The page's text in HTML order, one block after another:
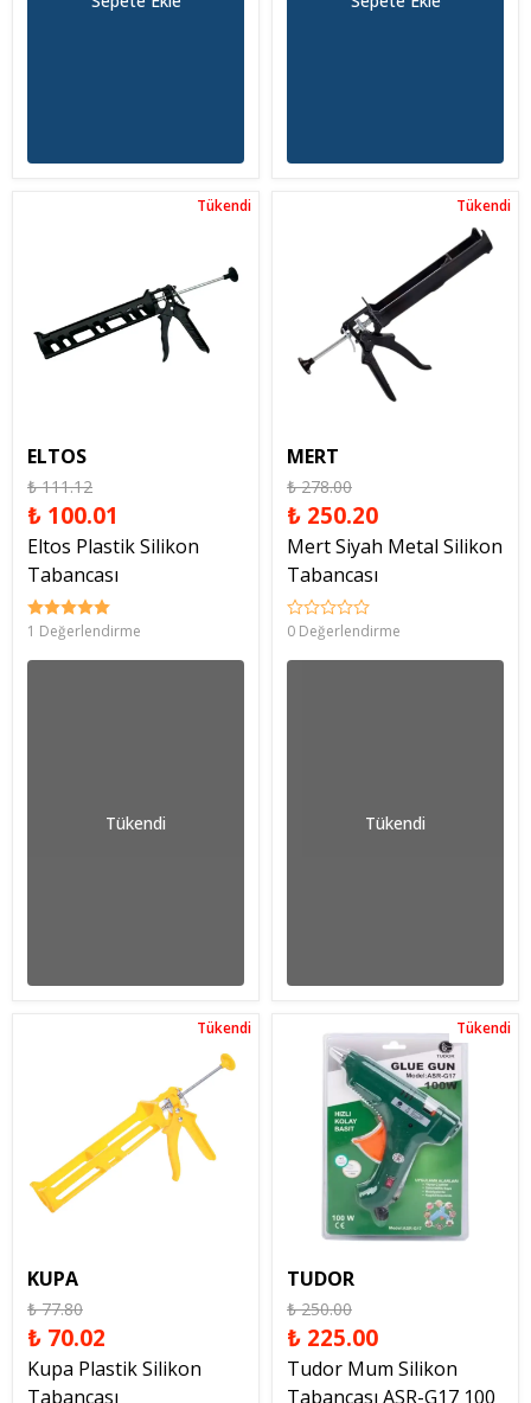
Tükendi
Tükendi
ELTOS
₺ 111.12
₺ 100.01
Eltos Plastik Silikon
Tabancası
1 Değerlendirme
Tükendi
Tükendi
Tükendi
MERT
₺ 278.00
₺ 250.20
Mert Siyah Metal Silikon
Tabancası
0 Değerlendirme
Tükendi
Tükendi
Tükendi
KUPA
₺ 77.80
₺ 70.02
Kupa Plastik Silikon
Tabancası
Tükendi
Tükendi
TUDOR
₺ 250.00
₺ 225.00
Tudor Mum Silikon
Tabancası ASR-G17 100